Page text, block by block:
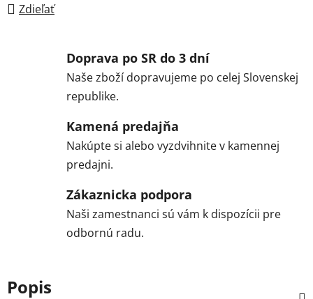
Zdieľať
Doprava po SR do 3 dní
Naše zboží dopravujeme po celej Slovenskej
republike.
Kamená predajňa
Nakúpte si alebo vyzdvihnite v kamennej
predajni.
Zákaznicka podpora
Naši zamestnanci sú vám k dispozícii pre
odbornú radu.
Popis